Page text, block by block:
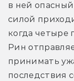
в ней опасный
силой
когда четыре
Рин
принимать
последствия